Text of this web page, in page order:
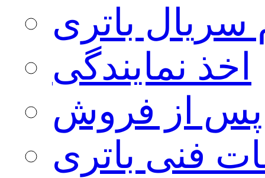
سریال باتری
اخذ نمایندگی
از فروش
فنی باتری